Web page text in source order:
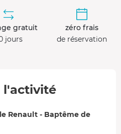
gratuit
jours
zéro frais
de réservation
l'activité
Renault - Baptême de